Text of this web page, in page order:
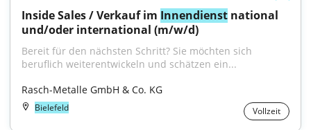
Inside Sales / Verkauf im Innendienst national
und/oder international (m/w/d)
Bereit für den nächsten Schritt? Sie möchten sich
beruflich weiterentwickeln und schätzen ein...
Rasch-Metalle GmbH & Co. KG
Bielefeld Vollzeit